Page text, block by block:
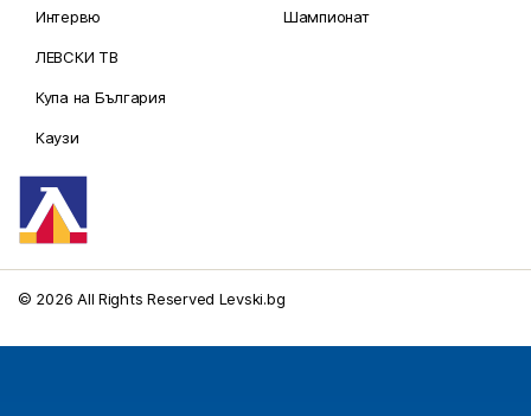
Интервю
ЛЕВСКИ ТВ
Купа на България
Каузи
Шампионат
© 2026 All Rights Reserved Levski.bg